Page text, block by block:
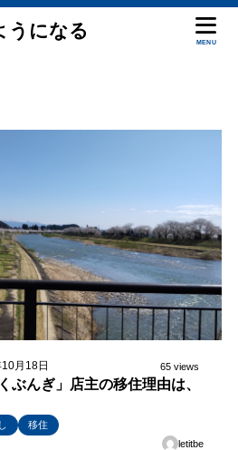
うになる
MENU
月18日 65 views
ぶんぎ」店主の移住理由は、
移住
letitbe